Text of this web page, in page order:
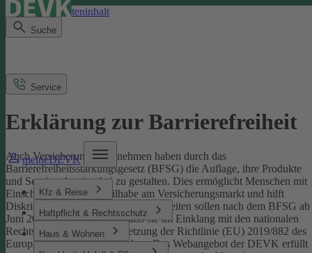
Direkt zum Seiteninhalt
Suche
meineDEVK
Kfz & Reise
Haftpflicht & Rechtsschutz
Haus & Wohnen
Service
Erklärung zur Barrierefreiheit
Auch Versicherungsunternehmen haben durch das
Barrierefreiheitsstärkungsgesetz (BFSG) die Auflage, ihre Produkte
und Services barrierefrei zu gestalten. Dies ermöglicht Menschen mit
Einschränkungen die Teilhabe am Versicherungsmarkt und hilft
Diskriminierung abzubauen. Internetseiten sollen nach dem BFSG ab
Juni 2025 so gestaltet sein, dass sie im Einklang mit den nationalen
Rechtsvorschriften zur Umsetzung der Richtlinie (EU) 2019/882 des
Europäischen Parlaments stehen.Das Webangebot der DEVK erfüllt